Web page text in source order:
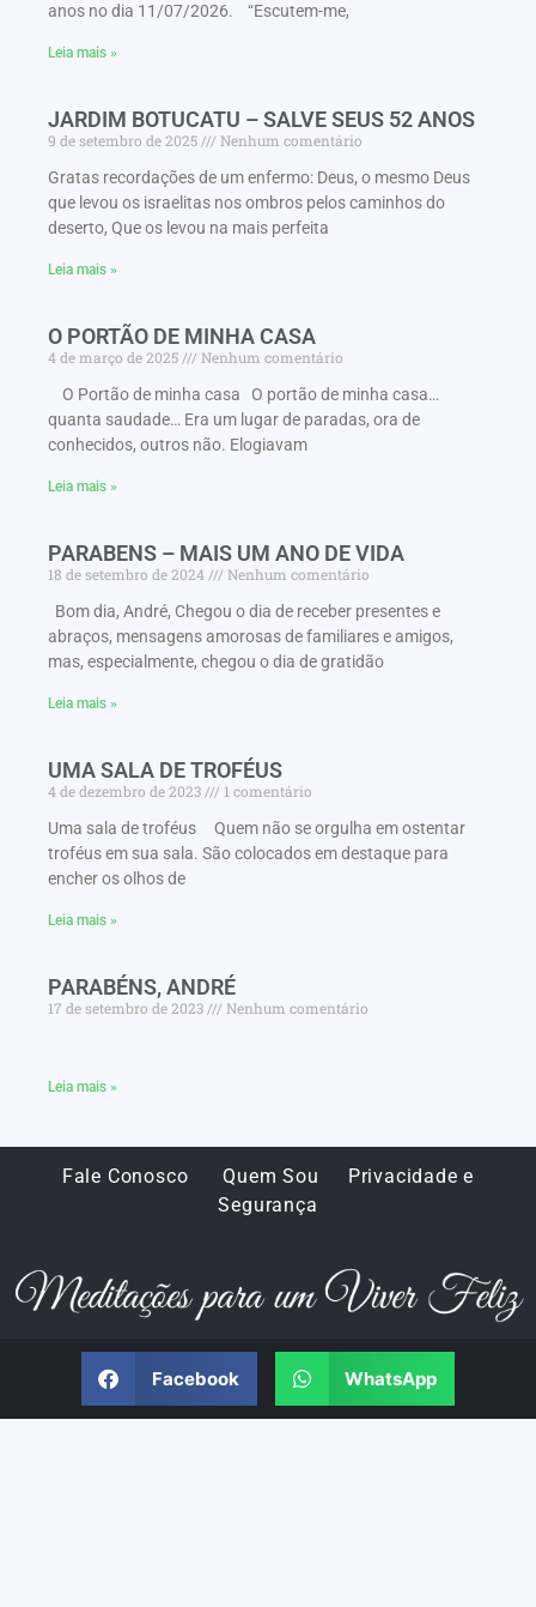
anos no dia 11/07/2026. “Escutem-me,
Leia mais »
JARDIM BOTUCATU – SALVE SEUS 52 ANOS
9 de setembro de 2025
Nenhum comentário
Gratas recordações de um enfermo: Deus, o mesmo Deus
que levou os israelitas nos ombros pelos caminhos do
deserto, Que os levou na mais perfeita
Leia mais »
O PORTÃO DE MINHA CASA
4 de março de 2025
Nenhum comentário
O Portão de minha casa O portão de minha casa…
quanta saudade… Era um lugar de paradas, ora de
conhecidos, outros não. Elogiavam
Leia mais »
PARABENS – MAIS UM ANO DE VIDA
18 de setembro de 2024
Nenhum comentário
Bom dia, André, Chegou o dia de receber presentes e
abraços, mensagens amorosas de familiares e amigos,
mas, especialmente, chegou o dia de gratidão
Leia mais »
UMA SALA DE TROFÉUS
4 de dezembro de 2023
1 comentário
Uma sala de troféus Quem não se orgulha em ostentar
troféus em sua sala. São colocados em destaque para
encher os olhos de
Leia mais »
PARABÉNS, ANDRÉ
17 de setembro de 2023 Nenhum comentário
Leia mais »
Fale Conosco Quem Sou
Privacidade e
Segurança
Facebook WhatsApp